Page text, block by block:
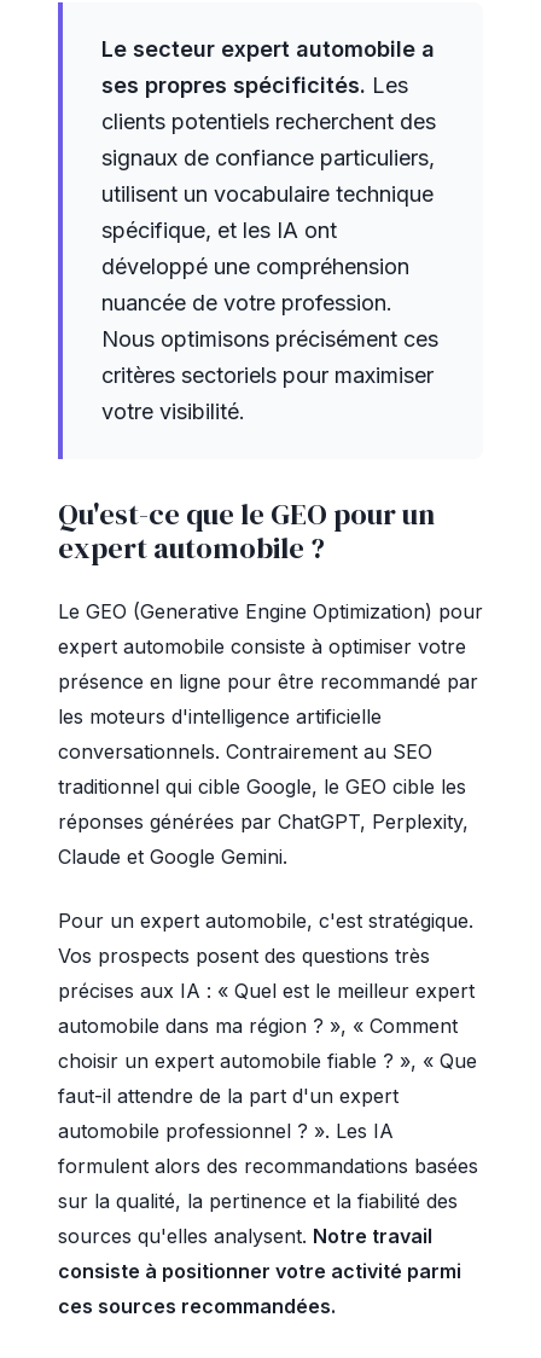
Le secteur expert automobile a
ses propres spécificités. Les
clients potentiels recherchent des
signaux de confiance particuliers,
utilisent un vocabulaire technique
spécifique, et les IA ont
développé une compréhension
nuancée de votre profession.
Nous optimisons précisément ces
critères sectoriels pour maximiser
votre visibilité.
Qu'est-ce que le GEO pour un
expert automobile ?
Le GEO (Generative Engine Optimization) pour
expert automobile consiste à optimiser votre
présence en ligne pour être recommandé par
les moteurs d'intelligence artificielle
conversationnels. Contrairement au SEO
traditionnel qui cible Google, le GEO cible les
réponses générées par ChatGPT, Perplexity,
Claude et Google Gemini.
Pour un expert automobile, c'est stratégique.
Vos prospects posent des questions très
précises aux IA : « Quel est le meilleur expert
automobile dans ma région ? », « Comment
choisir un expert automobile fiable ? », « Que
faut-il attendre de la part d'un expert
automobile professionnel ? ». Les IA
formulent alors des recommandations basées
sur la qualité, la pertinence et la fiabilité des
sources qu'elles analysent. Notre travail
consiste à positionner votre activité parmi
ces sources recommandées.